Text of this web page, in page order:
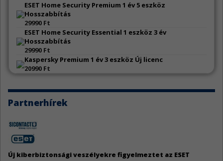
A Go jelentős mennyiségű sebezhetőség miatt kapott frissítést.
WeeChat sebezhetőségek
A WeeChat kapcsán három biztonsági hiba látott napvilágot.
3
AutoCAD sebezhetőségek
Az Autodesk AutoCAD szoftverek három biztonsági javítást kaptak.
Az Apache Tomcat egy közepes veszélyességű hiba miatt kapott frissítést.
OpenVPN Server sérülékenységek
ESET Home Security Premium 1 év 5 eszköz
Hosszabbítás
29990 Ft
ESET Home Security Essential 1 eszköz 3 év
Hosszabbítás
29990 Ft
Kaspersky Premium 1 év 3 eszköz Új licenc
20990 Ft
Partnerhírek
Új kiberbiztonsági veszélyekre figyelmeztet az ESET